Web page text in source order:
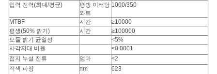
입력 전력(최대/평균)
평방 미터당
와트
1000/350
MTBF 시간
≥10000
평생(50% 밝기)
시간
≥100000
모듈 밝기 균일성
<5%
사각지대 비율
<0.0001
접지 누설 전류
엄마
<2
적색 파장
nm
623